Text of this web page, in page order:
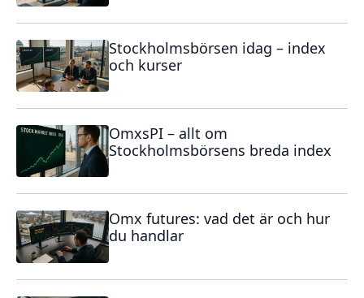
Stockholmsbörsen idag – index
och kurser
OmxsPI – allt om
Stockholmsbörsens breda index
Omx futures: vad det är och hur
du handlar